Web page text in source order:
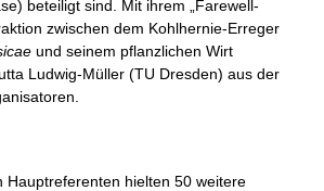
beteiligt sind. Mit ihrem „Farewell-
zwischen dem Kohlhernie-Erreger
und seinem pflanzlichen Wirt
Ludwig-Müller (TU Dresden) aus der
Hauptreferenten hielten 50 weitere